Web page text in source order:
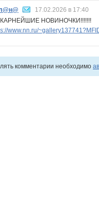
17.02.2026 в 17:40
НОВИНОЧКИ!!!!!!!
www.nn.ru/
комментарии необходимо